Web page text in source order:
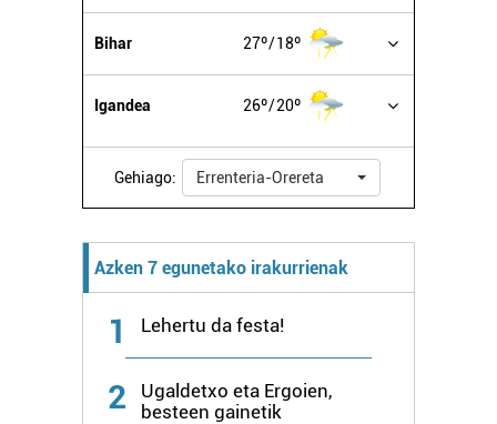
Bihar 27º 18º
Igandea 26º 20º
Gehiago: Errenteria-Orereta
Azken 7 egunetako irakurrienak
1 Lehertu da festa!
2
Ugaldetxo eta Ergoien,
besteen gainetik